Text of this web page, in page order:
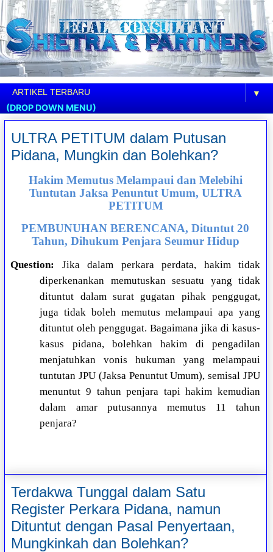
▼
(DROP DOWN MENU)
ULTRA PETITUM dalam Putusan
Pidana, Mungkin dan Bolehkan?
Hakim Memutus Melampaui dan Melebihi
Tuntutan Jaksa Penuntut Umum, ULTRA
PETITUM
PEMBUNUHAN BERENCANA, Dituntut 20
Tahun, Dihukum Penjara Seumur Hidup
Question:
Jika dalam perkara perdata, hakim tidak
diperkenankan memutuskan sesuatu yang tidak
dituntut dalam surat gugatan pihak penggugat,
juga tidak boleh memutus melampaui apa yang
dituntut oleh penggugat. Bagaimana jika di kasus-
kasus pidana, bolehkan hakim di pengadilan
menjatuhkan vonis hukuman yang melampaui
tuntutan JPU (Jaksa Penuntut Umum), semisal JPU
menuntut 9 tahun penjara tapi hakim kemudian
dalam amar putusannya memutus 11 tahun
penjara?
Terdakwa Tunggal dalam Satu
Register Perkara Pidana, namun
Dituntut dengan Pasal Penyertaan,
Mungkinkah dan Bolehkan?